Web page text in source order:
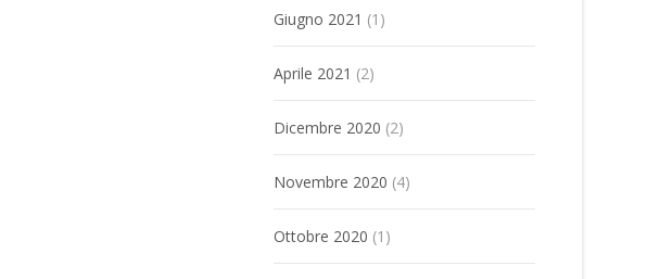
Giugno 2021 (1)
Aprile 2021 (2)
Dicembre 2020 (2)
Novembre 2020 (4)
Ottobre 2020 (1)